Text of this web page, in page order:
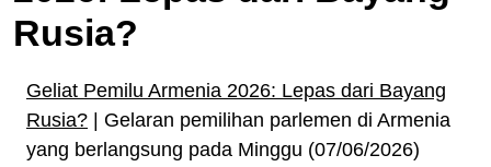
Rusia?
Geliat Pemilu Armenia 2026: Lepas dari Bayang
Rusia? | Gelaran pemilihan parlemen di Armenia
yang berlangsung pada Minggu (07/06/2026)